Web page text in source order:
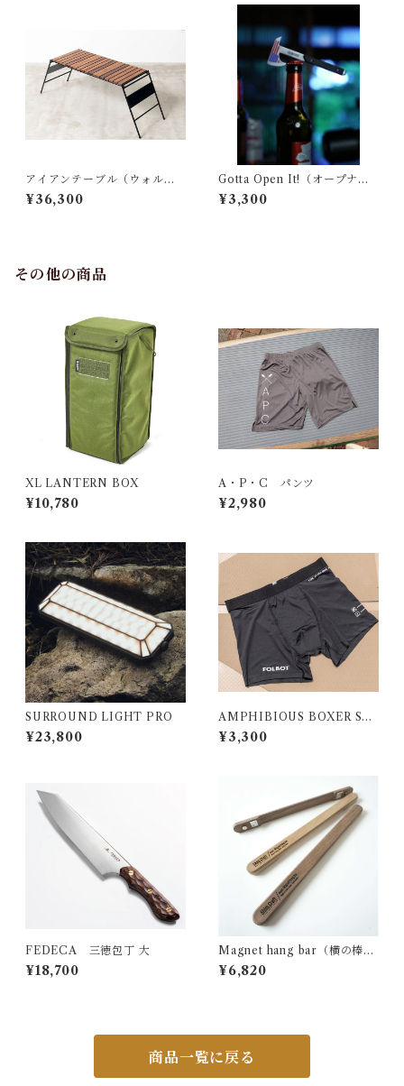
アイアンテーブル（ウォルナ
ット版）
¥36,300
Gotta Open It!（オープナ
ー）
¥3,300
その他の商品
XL LANTERN BOX
¥10,780
A・P・C パンツ
¥2,980
SURROUND LIGHT PRO
¥23,800
AMPHIBIOUS BOXER SH
ORTS (2枚SET)
¥3,300
FEDECA 三徳包丁 大
¥18,700
Magnet hang bar（横の棒）
SC25 ウォルナット
¥6,820
商品一覧に戻る